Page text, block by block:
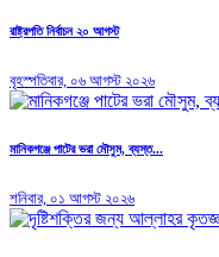
রাষ্ট্রপতি নির্বাচন ২০ আগস্ট
বৃহস্পতিবার, ০৬ আগস্ট ২০২৬
মানিকগঞ্জে পাটের ভরা মৌসুম, ব্যস্ত...
শনিবার, ০১ আগস্ট ২০২৬